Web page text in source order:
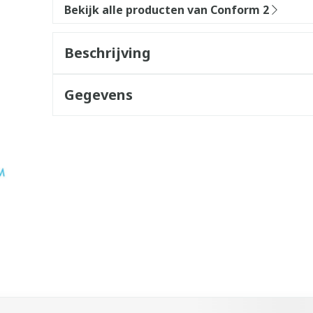
Bekijk alle producten van Conform 2
Beschrijving
Gegevens